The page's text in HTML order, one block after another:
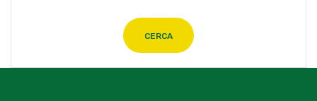
CERCA